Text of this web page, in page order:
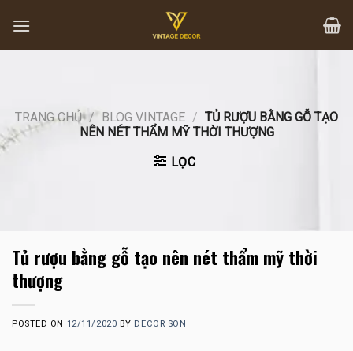
content
TRANG CHỦ / BLOG VINTAGE / TỦ RƯỢU BẰNG GỖ TẠO
NÊN NÉT THẨM MỸ THỜI THƯỢNG
LỌC
Tủ rượu bằng gỗ tạo nên nét thẩm mỹ thời
thượng
POSTED ON 12/11/2020 BY DECOR SON